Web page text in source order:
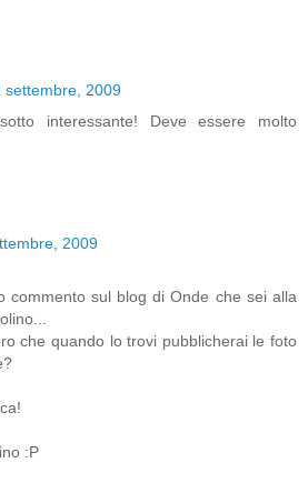
settembre, 2009
interessante! Deve essere molto
2009
commento sul blog di Onde che sei alla
che quando lo trovi pubblicherai le foto
:P